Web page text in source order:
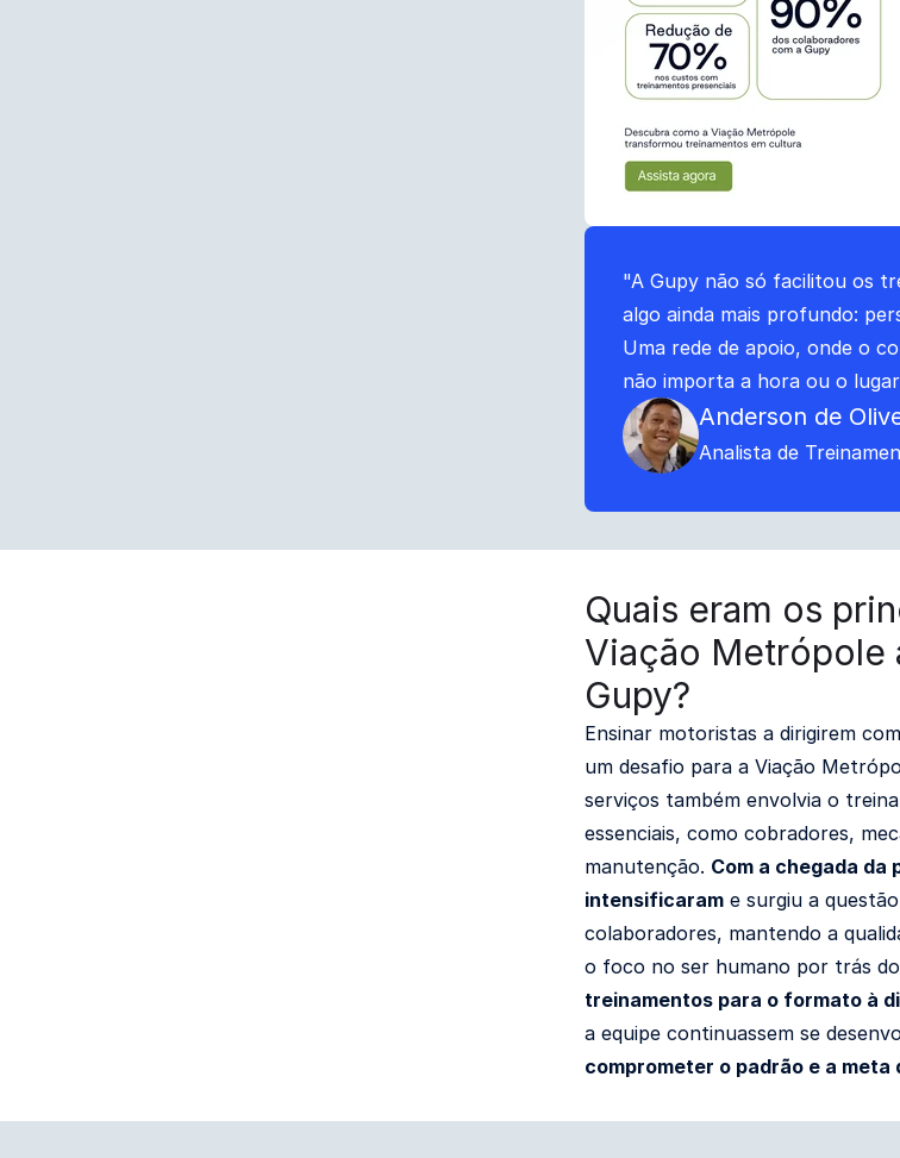
"A Gupy não só facilitou os
algo ainda mais profundo:
Uma rede de apoio, onde o
não importa a hora ou o
Anderson de
Analista de
Quais eram os
Viação Metrópole
Gupy?
Ensinar motoristas a dirigirem
um desafio para a Viação
serviços também envolvia o
essenciais, como cobradores,
manutenção. Com a chegada da
intensificaram e surgiu a
colaboradores, mantendo a
o foco no ser humano por trás
treinamentos para o formato à
a equipe continuassem se
comprometer o padrão e a